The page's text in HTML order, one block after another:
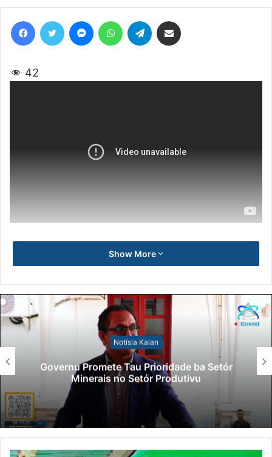
42
Show More
Notísia Kalan
Governu Promete Tau Prioridade ba Setór
Minerais no Setór Produtivu